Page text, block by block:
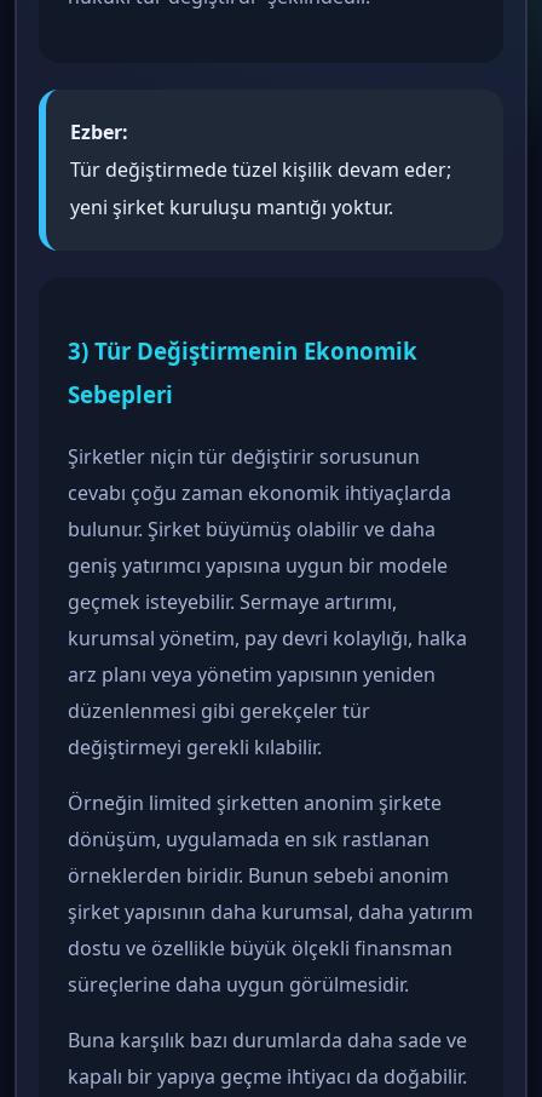
Ezber:
Tür değiştirmede tüzel kişilik devam eder;
yeni şirket kuruluşu mantığı yoktur.
3) Tür Değiştirmenin Ekonomik
Sebepleri
Şirketler niçin tür değiştirir sorusunun
cevabı çoğu zaman ekonomik ihtiyaçlarda
bulunur. Şirket büyümüş olabilir ve daha
geniş yatırımcı yapısına uygun bir modele
geçmek isteyebilir. Sermaye artırımı,
kurumsal yönetim, pay devri kolaylığı, halka
arz planı veya yönetim yapısının yeniden
düzenlenmesi gibi gerekçeler tür
değiştirmeyi gerekli kılabilir.
Örneğin limited şirketten anonim şirkete
dönüşüm, uygulamada en sık rastlanan
örneklerden biridir. Bunun sebebi anonim
şirket yapısının daha kurumsal, daha yatırım
dostu ve özellikle büyük ölçekli finansman
süreçlerine daha uygun görülmesidir.
Buna karşılık bazı durumlarda daha sade ve
kapalı bir yapıya geçme ihtiyacı da doğabilir.